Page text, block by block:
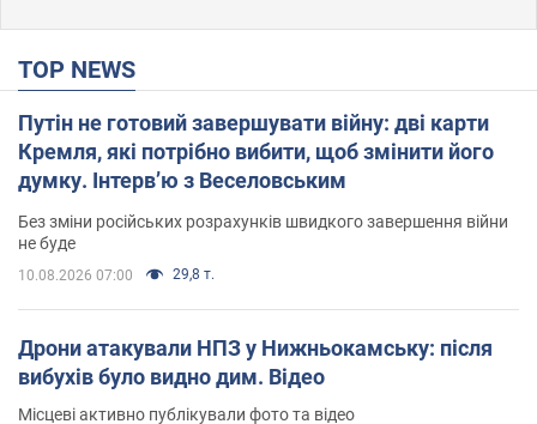
TOP NEWS
Путін не готовий завершувати війну: дві карти
Кремля, які потрібно вибити, щоб змінити його
думку. Інтерв’ю з Веселовським
Без зміни російських розрахунків швидкого завершення війни
не буде
10.08.2026 07:00 29,8 т.
Дрони атакували НПЗ у Нижньокамську: після
вибухів було видно дим. Відео
Місцеві активно публікували фото та відео